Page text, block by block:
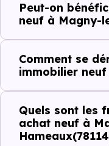
Combien coûte
Hameaux (78114)
prix à connaître pour
Hameaux (78114) :
Peut-on
neuf à Magny-
Comment se
immobilier neuf
Quels sont les
achat neuf à